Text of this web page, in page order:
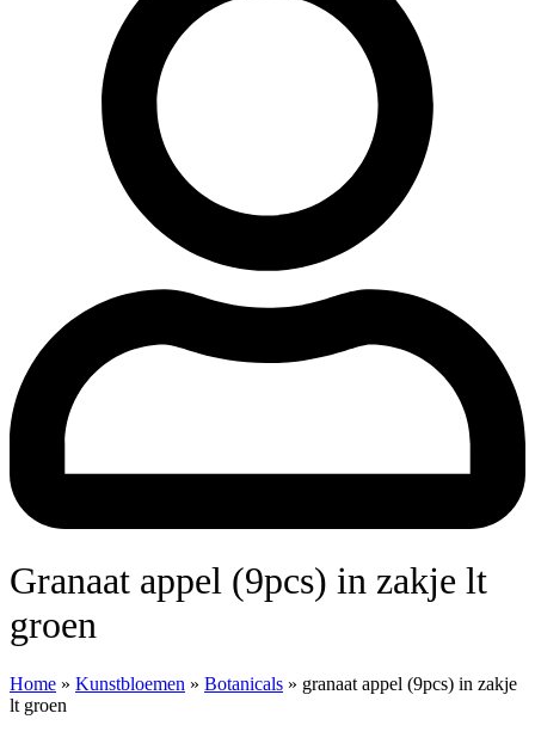
granaat appel (9pcs) in zakje lt
groen
Home » Kunstbloemen » Botanicals » granaat appel (9pcs) in zakje
lt groen